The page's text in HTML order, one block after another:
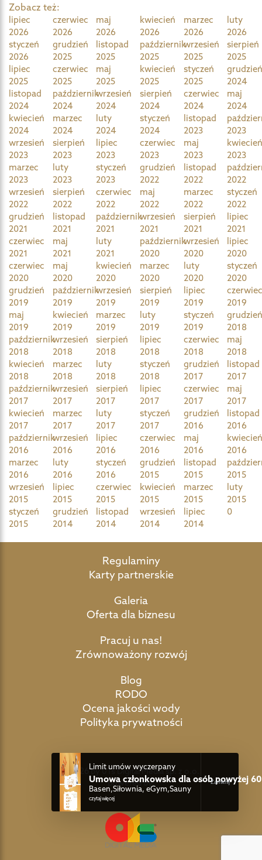
Zobacz też:
lipiec
2026
czerwiec
2026
maj
2026
kwiecień
2026
marzec
2026
luty
2026
styczeń
2026
grudzień
2025
listopad
2025
październik
2025
wrzesień
2025
sierpień
2025
lipiec
2025
czerwiec
2025
maj
2025
kwiecień
2025
styczeń
2025
2024
listopad
2024
październik
2024
wrzesień
2024
sierpień
2024
czerwiec
2024
maj
2024
kwiecień
2024
marzec
2024
luty
2024
styczeń
2024
listopad
2023
2023
wrzesień
2023
sierpień
2023
lipiec
2023
czerwiec
2023
maj
2023
2023
marzec
2023
luty
2023
styczeń
2023
grudzień
2022
listopad
2022
2022
wrzesień
2022
sierpień
2022
czerwiec
2022
maj
2022
marzec
2022
styczeń
2022
grudzień
2021
listopad
2021
październik
2021
wrzesień
2021
sierpień
2021
lipiec
2021
czerwiec
2021
maj
2021
luty
2021
październik
2020
wrzesień
2020
lipiec
2020
czerwiec
2020
maj
2020
kwiecień
2020
marzec
2020
luty
2020
styczeń
2020
grudzień
2019
październik
2019
wrzesień
2019
sierpień
2019
lipiec
2019
2019
maj
2019
kwiecień
2019
marzec
2019
luty
2019
styczeń
2019
2018
październik
2018
wrzesień
2018
sierpień
2018
lipiec
2018
czerwiec
2018
maj
2018
kwiecień
2018
marzec
2018
luty
2018
styczeń
2018
grudzień
2017
listopad
2017
październik
2017
wrzesień
2017
sierpień
2017
lipiec
2017
czerwiec
2017
maj
2017
kwiecień
2017
marzec
2017
luty
2017
styczeń
2017
grudzień
2016
listopad
2016
październik
2016
wrzesień
2016
lipiec
2016
czerwiec
2016
maj
2016
2016
marzec
2016
luty
2016
styczeń
2016
grudzień
2015
listopad
2015
2015
wrzesień
2015
lipiec
2015
czerwiec
2015
kwiecień
2015
marzec
2015
luty
2015
styczeń
2015
grudzień
2014
listopad
2014
wrzesień
2014
lipiec
2014
0
Regulaminy
Karty partnerskie
Galeria
Oferta dla biznesu
Pracuj u nas!
Zrównoważony rozwój
Blog
RODO
Ocena jakości wody
Polityka prywatności
©2026 by 01s Digital Media sp. z o.o.
powered by:
Limit umów wyczerpany
Umowa członkowska dla osób powyżej
Basen,Siłownia, eGym,Sauny
czytaj więcej